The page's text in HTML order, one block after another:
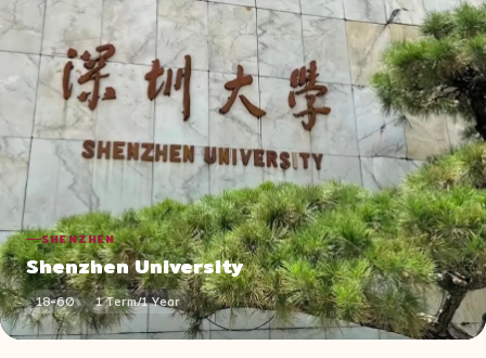
SHENZHEN
Shenzhen University
18-60 1 Term/1 Year